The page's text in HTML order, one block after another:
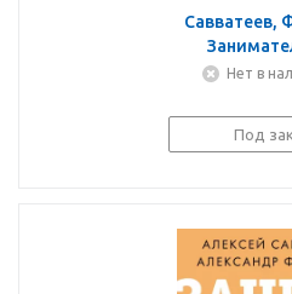
Савватеев,
экономика.
механизмов
Нет в
Под